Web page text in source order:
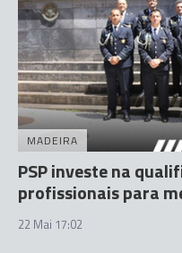
MADEIRA
PSP investe na
profissionais para
22 Mai 17:02